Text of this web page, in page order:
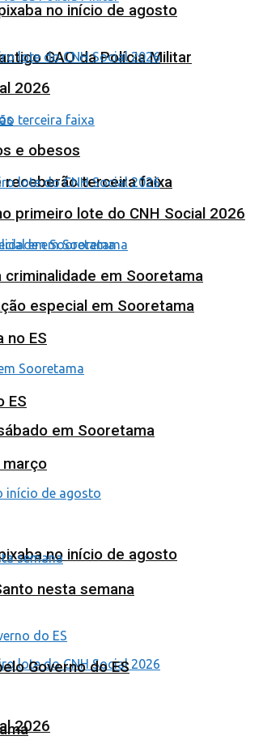
GAO da Polícia Militar
receberão terceira faixa
especial em Sooretama
em Sooretama
no início de agosto
2026
no início de agosto
2026
e obesos
primeiro lote do CNH Social 2026
em Sooretama
no ES
ES
março
nesta semana
Governo do ES